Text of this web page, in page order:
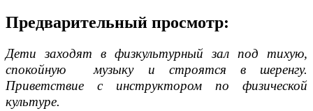
Предварительный просмотр:
Дети заходят в физкультурный зал под тихую,
спокойную музыку и строятся в шеренгу.
Приветствие с инструктором по физической
культуре.